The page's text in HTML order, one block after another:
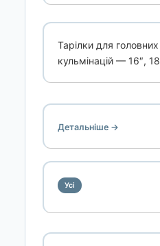
Тарілки для головних
кульмінацій — 16″,
Детальніше →
Усі